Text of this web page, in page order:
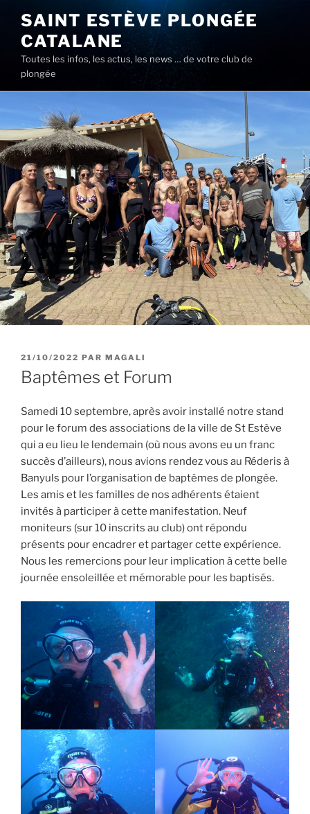
contenu
principal
SAINT ESTÈVE PLONGÉE
CATALANE
Toutes les infos, les actus, les news … de votre club de
plongée
PUBLIÉ
LE
21/10/2022 PAR MAGALI
Baptêmes et Forum
Samedi 10 septembre, après avoir installé notre stand
pour le forum des associations de la ville de St Estève
qui a eu lieu le lendemain (où nous avons eu un franc
succès d’ailleurs), nous avions rendez vous au Réderis à
Banyuls pour l’organisation de baptêmes de plongée.
Les amis et les familles de nos adhérents étaient
invités à participer à cette manifestation. Neuf
moniteurs (sur 10 inscrits au club) ont répondu
présents pour encadrer et partager cette expérience.
Nous les remercions pour leur implication à cette belle
journée ensoleillée et mémorable pour les baptisés.